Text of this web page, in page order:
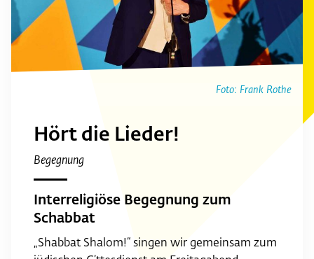
Foto: Frank Rothe
Hört die Lieder!
Begegnung
Interreligiöse Begegnung zum
Schabbat
„Shabbat Shalom!“ singen wir gemeinsam zum